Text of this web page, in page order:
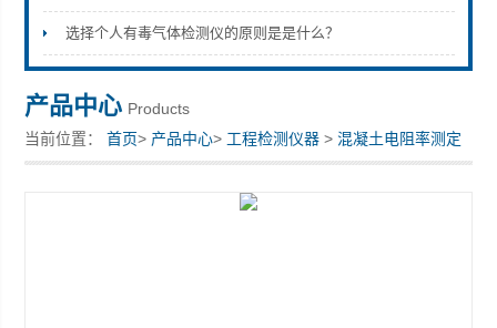
选择个人有毒气体检测仪的原则是是什么？
产品中心 Products
当前位置：首页> 产品中心> 工程检测仪器 > 混凝土电阻率测定
仪